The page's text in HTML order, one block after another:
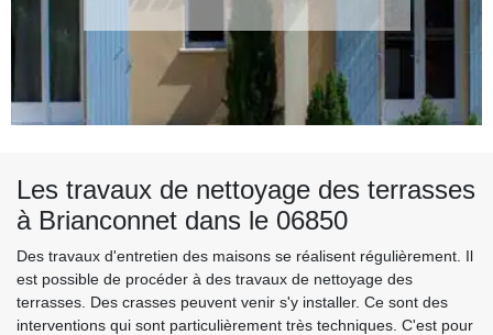
Les travaux de nettoyage des terrasses
à Brianconnet dans le 06850
Des travaux d'entretien des maisons se réalisent régulièrement. Il
est possible de procéder à des travaux de nettoyage des
terrasses. Des crasses peuvent venir s'y installer. Ce sont des
interventions qui sont particulièrement très techniques. C'est pour